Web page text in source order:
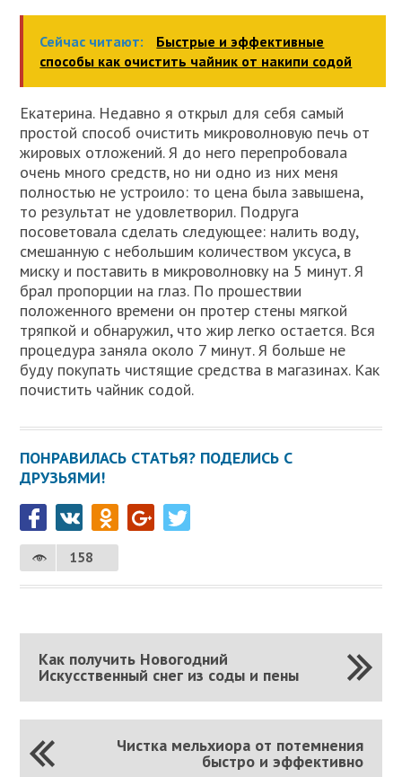
Сейчас читают:
Быстрые и эффективные
способы как очистить чайник от накипи содой
Екатерина. Недавно я открыл для себя самый
простой способ очистить микроволновую печь от
жировых отложений. Я до него перепробовала
очень много средств, но ни одно из них меня
полностью не устроило: то цена была завышена,
то результат не удовлетворил. Подруга
посоветовала сделать следующее: налить воду,
смешанную с небольшим количеством уксуса, в
миску и поставить в микроволновку на 5 минут. Я
брал пропорции на глаз. По прошествии
положенного времени он протер стены мягкой
тряпкой и обнаружил, что жир легко остается. Вся
процедура заняла около 7 минут. Я больше не
буду покупать чистящие средства в магазинах. Как
почистить чайник содой.
ПОНРАВИЛАСЬ СТАТЬЯ? ПОДЕЛИСЬ С
ДРУЗЬЯМИ!
158
Как получить Новогодний
Искусственный снег из соды и пены
Чистка мельхиора от потемнения
быстро и эффективно